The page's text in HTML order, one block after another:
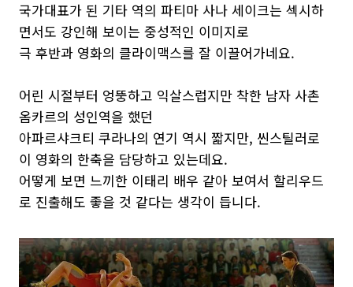
국가대표가 된 기타 역의 파티마 사나 세이크는 섹시하
면서도 강인해 보이는 중성적인 이미지로
극 후반과 영화의 클라이맥스를 잘 이끌어가네요.
어린 시절부터 엉뚱하고 익살스럽지만 착한 남자 사촌
옴카르의 성인역을 했던
아파르샤크티 쿠라나의 연기 역시 짧지만, 씬스틸러로
이 영화의 한축을 담당하고 있는데요.
어떻게 보면 느끼한 이태리 배우 같아 보여서 할리우드
로 진출해도 좋을 것 같다는 생각이 듭니다.